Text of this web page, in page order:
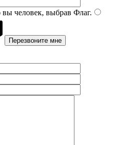
человек, выбрав Флаг.